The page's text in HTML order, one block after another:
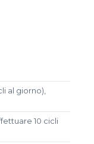
al giorno),
10 cicli